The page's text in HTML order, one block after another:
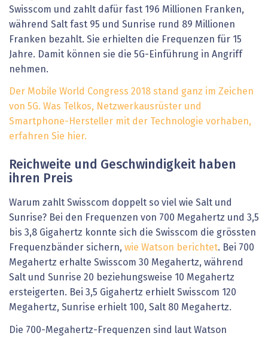
Swisscom und zahlt dafür fast 196 Millionen Franken,
während Salt fast 95 und Sunrise rund 89 Millionen
Franken bezahlt. Sie erhielten die Frequenzen für 15
Jahre. Damit können sie die 5G-Einführung in Angriff
nehmen.
Der Mobile World Congress 2018 stand ganz im Zeichen
von 5G. Was Telkos, Netzwerkausrüster und
Smartphone-Hersteller mit der Technologie vorhaben,
erfahren Sie hier.
Reichweite und Geschwindigkeit haben
ihren Preis
Warum zahlt Swisscom doppelt so viel wie Salt und
Sunrise? Bei den Frequenzen von 700 Megahertz und 3,5
bis 3,8 Gigahertz konnte sich die Swisscom die grössten
Frequenzbänder sichern, wie Watson berichtet. Bei 700
Megahertz erhalte Swisscom 30 Megahertz, während
Salt und Sunrise 20 beziehungsweise 10 Megahertz
ersteigerten. Bei 3,5 Gigahertz erhielt Swisscom 120
Megahertz, Sunrise erhielt 100, Salt 80 Megahertz.
Die 700-Megahertz-Frequenzen sind laut Watson